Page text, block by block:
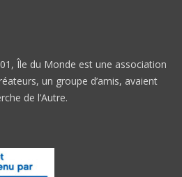
Île du Monde est une association
un groupe d’amis, avaient
de l’Autre.